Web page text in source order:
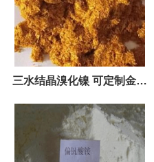
三水结晶溴化镍 可定制金杂
7789-49-3